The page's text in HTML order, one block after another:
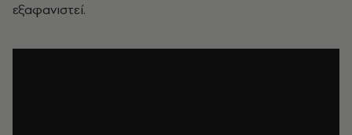
εξαφανιστεί.